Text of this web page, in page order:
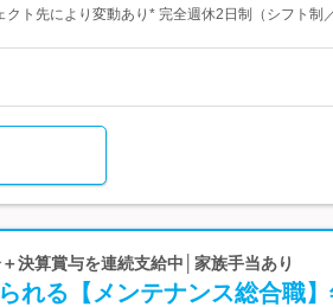
ト先により変動あり* 完全週休2日制（シフト制
決算賞与を連続支給中│家族手当あり
れる【メンテナンス総合職】